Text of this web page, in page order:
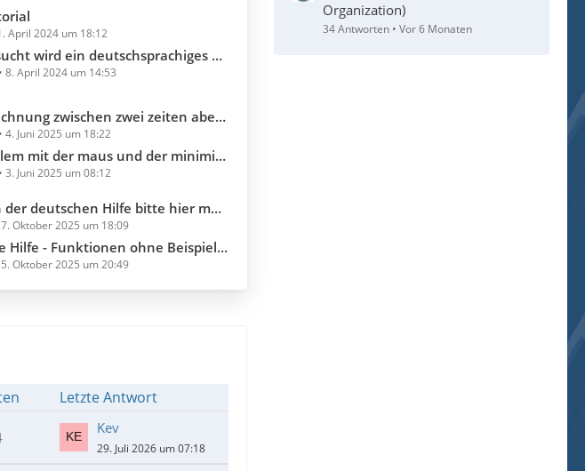
April 2024 um 18:12
ein deutschsprachiges Tutorial für AutoIt mit SAP)
8. April 2024 um 14:53
zwischen zwei zeiten aber inklusive millisekunden
4. Juni 2025 um 18:22
mit der maus und der minimierung
3. Juni 2025 um 08:12
Hilfe bitte hier melden (Hilfedatei 3.3.18.0 2025.10.04)
Oktober 2025 um 18:09
- Funktionen ohne Beispiel (Hilfedatei 3.3.18.0)
Oktober 2025 um 20:49
Letzte Antwort
Kev
29. Juli 2026 um 07:18
Organization)
34 Antworten Vor 6 Monaten